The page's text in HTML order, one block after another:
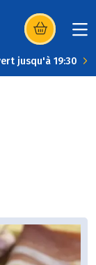
(s’ouvre dans
jusqu'à 19:30